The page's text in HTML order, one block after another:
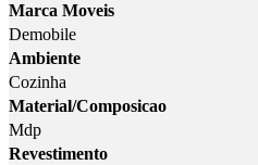
Marca Moveis
Demobile
Ambiente
Cozinha
Material/Composicao
Mdp
Revestimento